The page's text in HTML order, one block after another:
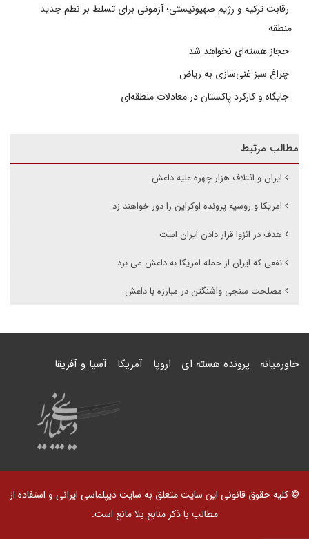
رقابت ترکیه و رژیم صهیونیستی؛ آزمونی برای تسلط بر نظم جدید
منطقه
حجاز هسته‌ای نخواهد شد
چراغ سبز غنی‌سازی به ریاض
جایگاه و کارکرد پاکستان در معادلات منطقه‌ای
مطالب مرتبط
ایران و ائتلاف هزار چهره علیه داعش
امریکا و روسیه پرونده اوکراین را دور خواهند زد
هدف در انزوا قرار دادن ایران است
نفعی که ایران از حمله امریکا به داعش می برد
مصلحت سنجی واشنگتن در مبارزه با داعش
خاورمیانه پرونده هسته ای اروپا آمریکا آسیا و آفریقا
© کلیه حقوق قانونی این سایت متعلق به سایت دیپلماسی ایرانی و استفاده از
مطالب با ذکر منابع بلا مانع است.